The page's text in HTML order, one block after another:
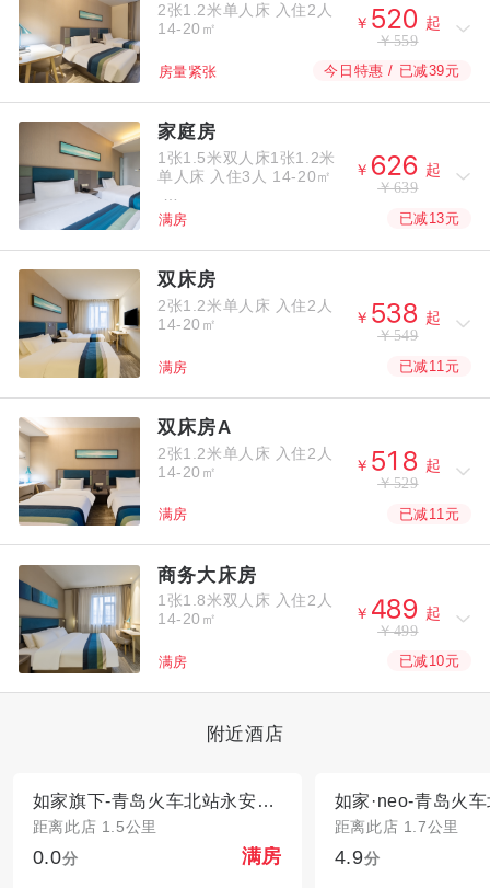
2张1.2米单人床 入住2人
14-20㎡
￥ 
起
￥559
房量紧张 今日特惠 / 已减39元
家庭房
1张1.5米双人床1张1.2米
单人床 入住3人 14-20㎡ ￥  起
￥639
满房 已减13元
双床房
2张1.2米单人床 入住2人
14-20㎡
￥ 
起
￥549
满房 已减11元
双床房A
2张1.2米单人床 入住2人
14-20㎡
￥  
起
￥529
满房 已减11元
商务大床房
1张1.8米双人床 入住2人
14-20㎡
￥ 
起
￥499
满房 已减10元
附近酒店
如家旗下-青岛火车北站永安路华驿酒店
距离此店 1.5公里
0.0分 满房
距离此店 1.7公里
4.9分